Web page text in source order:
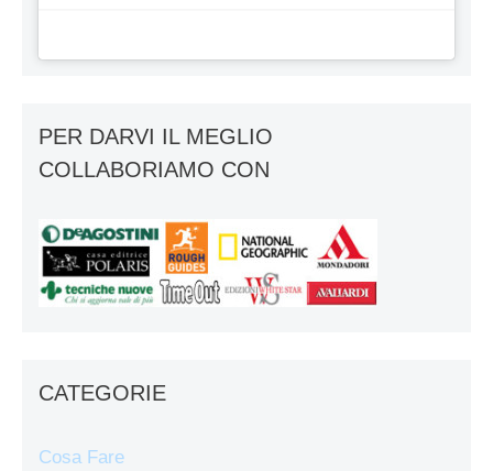
PER DARVI IL MEGLIO
COLLABORIAMO CON
CATEGORIE
Cosa Fare